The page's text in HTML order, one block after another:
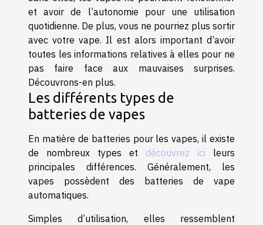
et avoir de l’autonomie pour une utilisation
quotidienne. De plus, vous ne pourriez plus sortir
avec votre vape. Il est alors important d’avoir
toutes les informations relatives à elles pour ne
pas faire face aux mauvaises surprises.
Découvrons-en plus.
Les différents types de
batteries de vapes
En matière de batteries pour les vapes, il existe
de nombreux types et découvrez ici leurs
principales différences. Généralement, les
vapes possèdent des batteries de vape
automatiques.
Simples d’utilisation, elles ressemblent